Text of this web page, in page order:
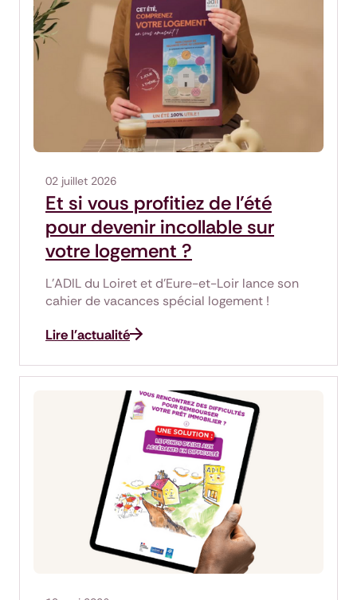
Et si vous profitiez de l’été
pour devenir incollable sur
votre logement ?
02 juillet 2026
L’ADIL du Loiret et d’Eure-et-Loir lance son
cahier de vacances spécial logement !
Lire l'actualité